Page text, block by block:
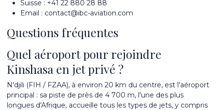
Suisse : +41 22 880 28 88
Email : contact@ibc-aviation.com
Questions fréquentes
Quel aéroport pour rejoindre
Kinshasa en jet privé ?
N'djili (FIH / FZAA), à environ 20 km du centre, est l'aéroport
principal : sa piste de près de 4 700 m, l'une des plus
longues d'Afrique, accueille tous les types de jets, y compris